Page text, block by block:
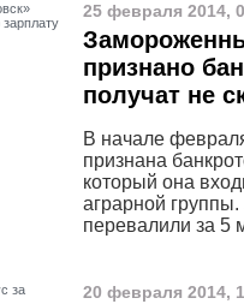
25 февраля 2014,
признано
получат не
В начале
признана
который она
аграрной
перевалили за 5
20 февраля 2014,